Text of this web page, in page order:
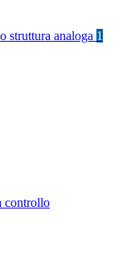
struttura analoga 1
controllo